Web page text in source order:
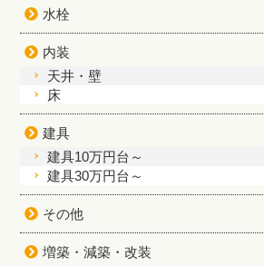
水栓
内装
天井・壁
床
建具
建具10万円台～
建具30万円台～
その他
増築・減築・改装